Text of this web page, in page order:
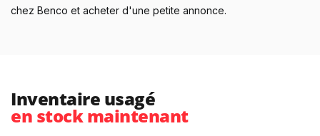
chez Benco et acheter d'une petite annonce.
Inventaire usagé
en stock maintenant